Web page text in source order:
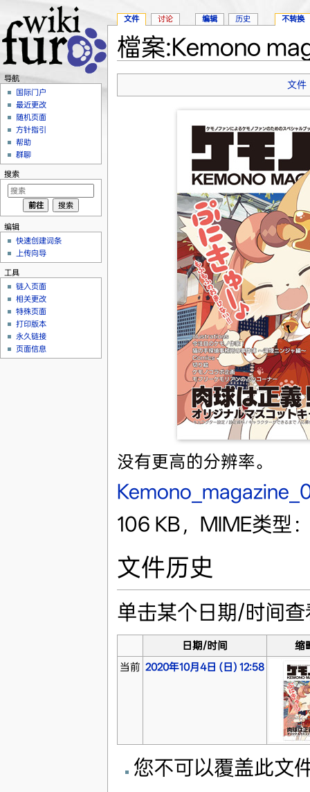
檔案:Kemono
文件
没有更高的分辨率。
106 KB，MIME类型
文件历史
单击某个日期/时间
日期/时间
缩
当前 2020年10月4日 (日) 12:58
您不可以覆盖此文
文件 讨论 编辑 历史 不转换
导航
国际门户
最近更改
随机页面
方针指引
帮助
群聊
搜索
编辑
快速创建词条
上传向导
工具
链入页面
相关更改
特殊页面
打印版本
永久链接
页面信息